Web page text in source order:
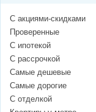
С акциями-скидками
Проверенные
С ипотекой
С рассрочкой
Самые дешевые
Самые дорогие
С отделкой